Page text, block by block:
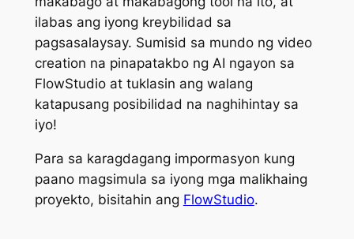
ilabas ang iyong kreybilidad sa
pagsasalaysay. Sumisid sa mundo ng video
creation na pinapatakbo ng AI ngayon sa
FlowStudio at tuklasin ang walang
katapusang posibilidad na naghihintay sa
iyo!
Para sa karagdagang impormasyon kung
paano magsimula sa iyong mga malikhaing
proyekto, bisitahin ang FlowStudio.